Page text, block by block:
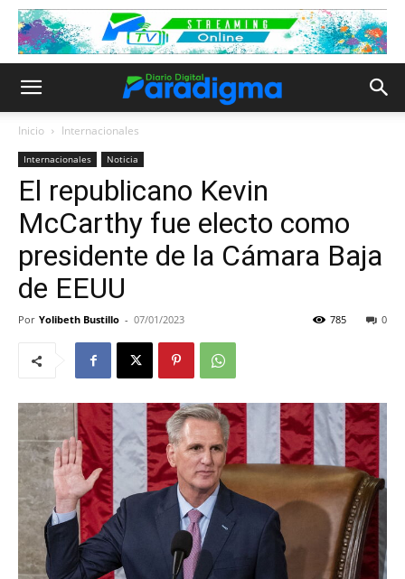
Inicio Internacionales
Internacionales Noticia
El republicano Kevin
McCarthy fue electo como
presidente de la Cámara Baja
de EEUU
Por Yolibeth Bustillo - 07/01/2023 0
785